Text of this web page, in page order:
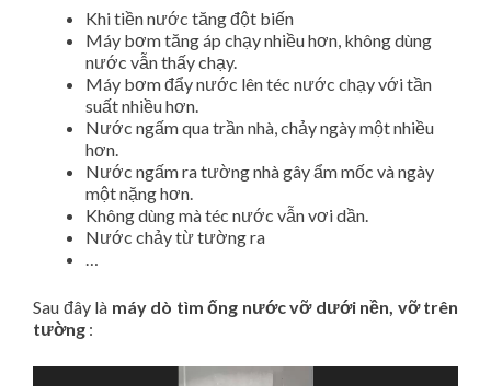
Khi tiền nước tăng đột biến
Máy bơm tăng áp chạy nhiều hơn, không dùng
nước vẫn thấy chạy.
Máy bơm đẩy nước lên téc nước chạy với tần
suất nhiều hơn.
Nước ngấm qua trần nhà, chảy ngày một nhiều
hơn.
Nước ngấm ra tường nhà gây ẩm mốc và ngày
một nặng hơn.
Không dùng mà téc nước vẫn vơi dần.
Nước chảy từ tường ra
…
Sau đây là máy dò tìm ống nước vỡ dưới nền, vỡ trên
tường :